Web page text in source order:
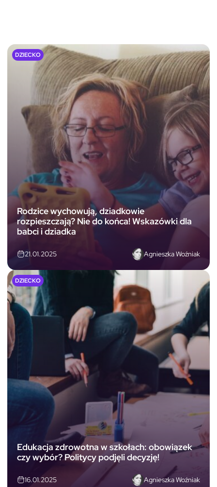
Rodzice wychowują, dziadkowie
rozpieszczają? Nie do końca! Wskazówki dla
babci i dziadka
21.01.2025 Agnieszka Woźniak
DZIECKO
Edukacja zdrowotna w szkołach: obowiązek
czy wybór? Politycy podjęli decyzję!
16.01.2025 Agnieszka Woźniak
DZIECKO